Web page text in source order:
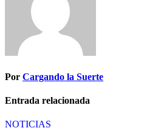
Por Cargando la Suerte
Entrada relacionada
NOTICIAS